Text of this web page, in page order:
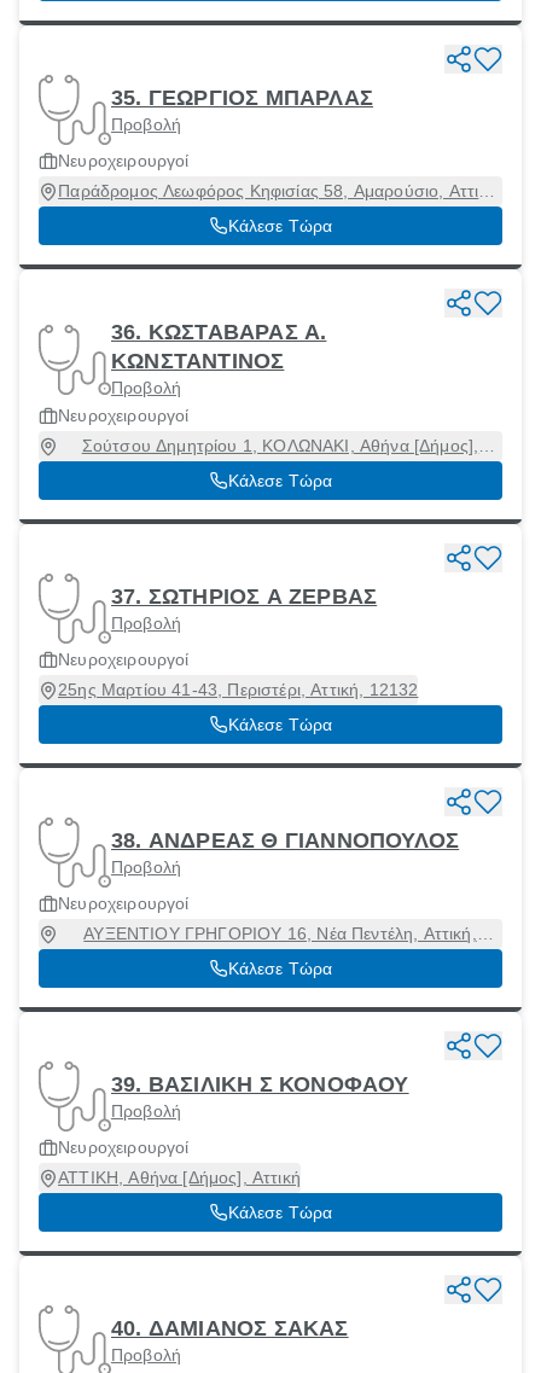
35. ΓΕΩΡΓΙΟΣ ΜΠΑΡΛΑΣ
Προβολή
Νευροχειρουργοί
Παράδρομος Λεωφόρος Κηφισίας 58, Αμαρούσιο, Αττική,
15125
Κάλεσε Τώρα
36. ΚΩΣΤΑΒΑΡΑΣ Α.
ΚΩΝΣΤΑΝΤΙΝΟΣ
Προβολή
Νευροχειρουργοί
Σούτσου Δημητρίου 1, ΚΟΛΩΝΑΚΙ, Αθήνα [Δήμος],
Αττική, 11521
Κάλεσε Τώρα
37. ΣΩΤΗΡΙΟΣ Α ΖΕΡΒΑΣ
Προβολή
Νευροχειρουργοί
25ης Μαρτίου 41-43, Περιστέρι, Αττική, 12132
Κάλεσε Τώρα
38. ΑΝΔΡΕΑΣ Θ ΓΙΑΝΝΟΠΟΥΛΟΣ
Προβολή
Νευροχειρουργοί
ΑΥΞΕΝΤΙΟΥ ΓΡΗΓΟΡΙΟΥ 16, Νέα Πεντέλη, Αττική,
15236
Κάλεσε Τώρα
39. ΒΑΣΙΛΙΚΗ Σ ΚΟΝΟΦΑΟΥ
Προβολή
Νευροχειρουργοί
ΑΤΤΙΚΗ, Αθήνα [Δήμος], Αττική
Κάλεσε Τώρα
40. ΔΑΜΙΑΝΟΣ ΣΑΚΑΣ
Προβολή